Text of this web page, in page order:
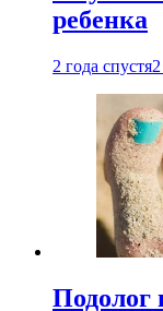
ребенка
2 года спустя
Подолог